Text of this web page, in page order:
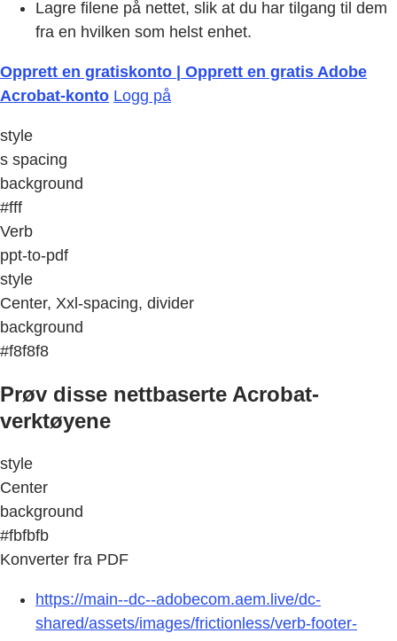
Lagre filene på nettet, slik at du har tilgang til dem
fra en hvilken som helst enhet.
Opprett en gratiskonto | Opprett en gratis Adobe
Acrobat-konto Logg på
style
s spacing
background
#fff
Verb
ppt-to-pdf
style
Center, Xxl-spacing, divider
background
#f8f8f8
Prøv disse nettbaserte Acrobat-
verktøyene
style
Center
background
#fbfbfb
Konverter fra PDF
https://main--dc--adobecom.aem.live/dc-
shared/assets/images/frictionless/verb-footer-